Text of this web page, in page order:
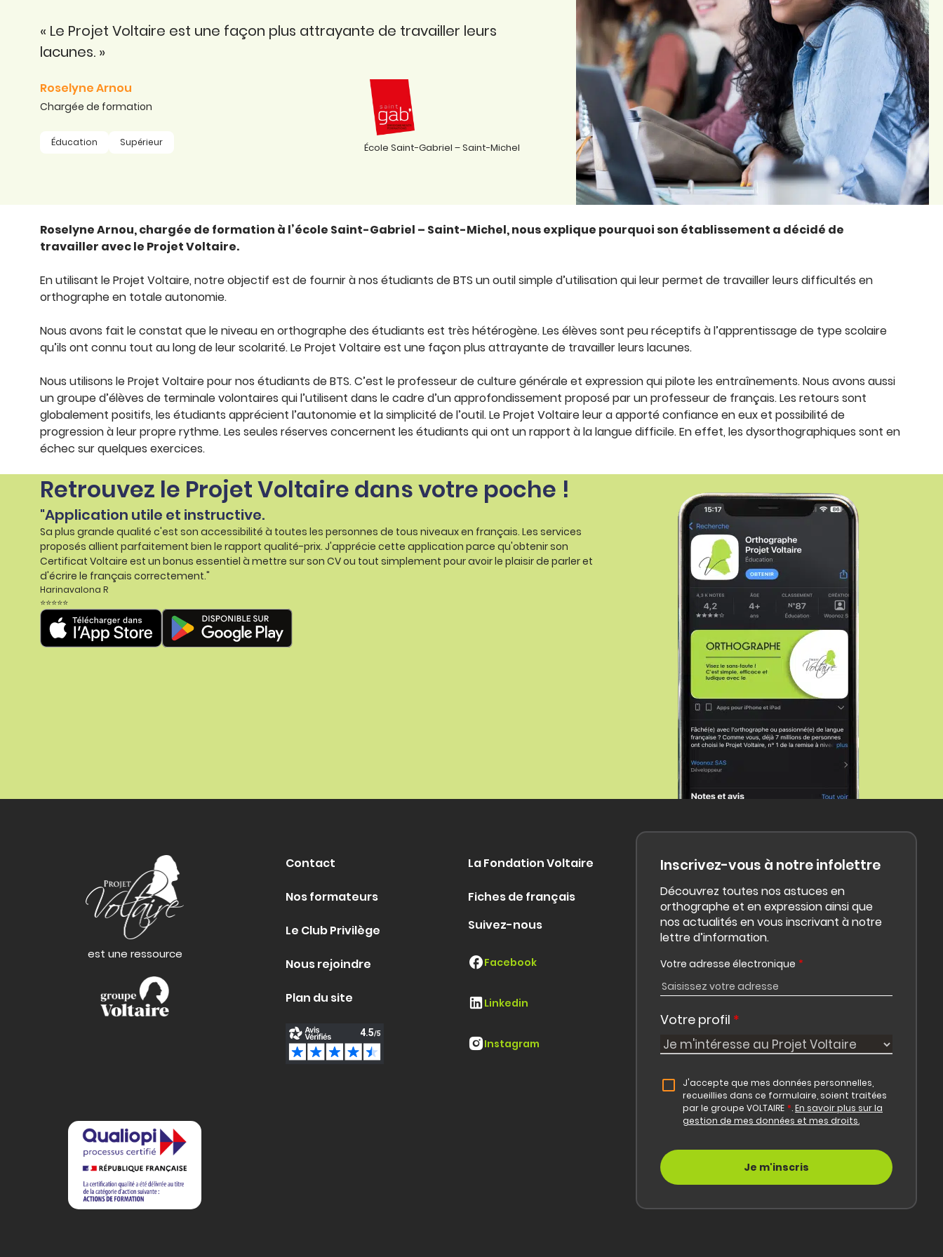
Évaluer le niveau de ses
salariés
Explorer la langue
Découvrir nos
ouvrages
Témoignages
« Le Projet Voltaire est une façon plus attrayante de travailler leurs
lacunes. »
Roselyne Arnou
Chargée de formation
Éducation Supérieur École Saint-Gabriel – Saint-Michel
Roselyne Arnou, chargée de formation à l’école Saint-Gabriel – Saint-Michel, nous explique pourquoi son établissement a décidé de
travailler avec le Projet Voltaire.
En utilisant le Projet Voltaire, notre objectif est de fournir à nos étudiants de BTS un outil simple d’utilisation qui leur permet de travailler leurs difficultés en
orthographe en totale autonomie.
Nous avons fait le constat que le niveau en orthographe des étudiants est très hétérogène. Les élèves sont peu réceptifs à l’apprentissage de type scolaire
qu’ils ont connu tout au long de leur scolarité. Le Projet Voltaire est une façon plus attrayante de travailler leurs lacunes.
Nous utilisons le Projet Voltaire pour nos étudiants de BTS. C’est le professeur de culture générale et expression qui pilote les entraînements. Nous avons aussi
un groupe d’élèves de terminale volontaires qui l’utilisent dans le cadre d’un approfondissement proposé par un professeur de français. Les retours sont
globalement positifs, les étudiants apprécient l’autonomie et la simplicité de l’outil. Le Projet Voltaire leur a apporté confiance en eux et possibilité de
progression à leur propre rythme. Les seules réserves concernent les étudiants qui ont un rapport à la langue difficile. En effet, les dysorthographiques sont en
échec sur quelques exercices.
Retrouvez le Projet Voltaire dans votre poche !
"Application utile et instructive.
Sa plus grande qualité c'est son accessibilité à toutes les personnes de tous niveaux en français. Les services
proposés allient parfaitement bien le rapport qualité-prix. J'apprécie cette application parce qu'obtenir son
Certificat Voltaire est un bonus essentiel à mettre sur son CV ou tout simplement pour avoir le plaisir de parler et
d'écrire le français correctement."
Harinavalona R
⭐⭐⭐⭐⭐
est une ressource
Inscrivez-vous à notre infolettre
Découvrez toutes nos astuces en
orthographe et en expression ainsi que
nos actualités en vous inscrivant à notre
lettre d’information.
Votre adresse électronique *
Votre profil *
J'accepte que mes données personnelles,
recueillies dans ce formulaire, soient traitées
par le groupe VOLTAIRE *.En savoir plus sur la
gestion de mes données et mes droits.
Contact
Nos formateurs
Le Club Privilège
Nous rejoindre
Plan du site
La Fondation Voltaire
Fiches de français
Suivez-nous
Facebook
Linkedin
Instagram